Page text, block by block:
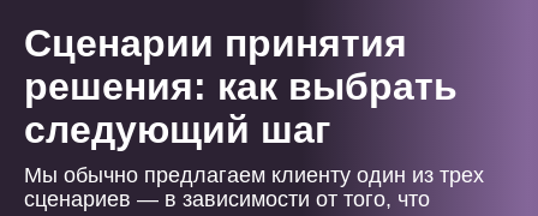
Сценарии принятия
решения: как выбрать
следующий шаг
Мы обычно предлагаем клиенту один из трех
сценариев — в зависимости от того, что